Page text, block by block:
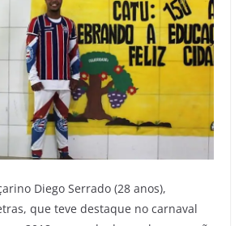
Diego Serrado (28 anos),
que teve destaque no carnaval